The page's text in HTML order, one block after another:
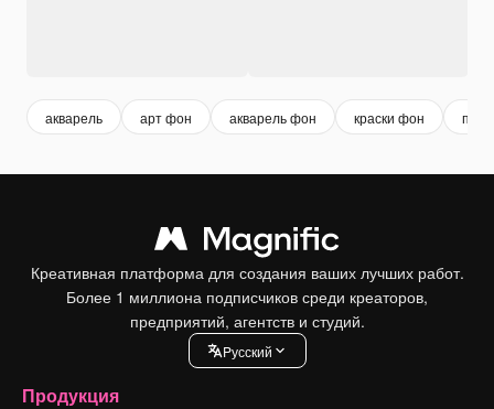
акварель арт фон акварель фон краски фон
Креативная платформа для создания ваших лучших работ.
Более 1 миллиона подписчиков среди креаторов,
предприятий, агентств и студий.
Pусский
Продукция